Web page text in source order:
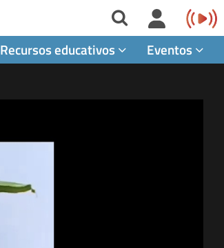
Recursos educativos Eventos